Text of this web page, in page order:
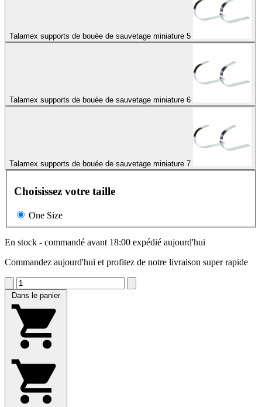
Talamex supports de bouée de sauvetage miniature 5
Talamex supports de bouée de sauvetage miniature 6
Talamex supports de bouée de sauvetage miniature 7
Choisissez votre taille
One Size
En stock - commandé avant 18:00 expédié aujourd'hui
Commandez aujourd'hui et profitez de notre livraison super rapide
Dans le panier